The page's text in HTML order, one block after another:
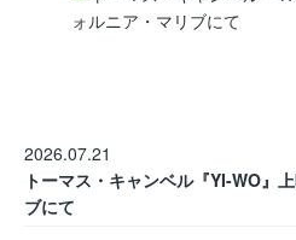
2026.07.21
トーマス・キャンベル『YI-WO』
ブにて